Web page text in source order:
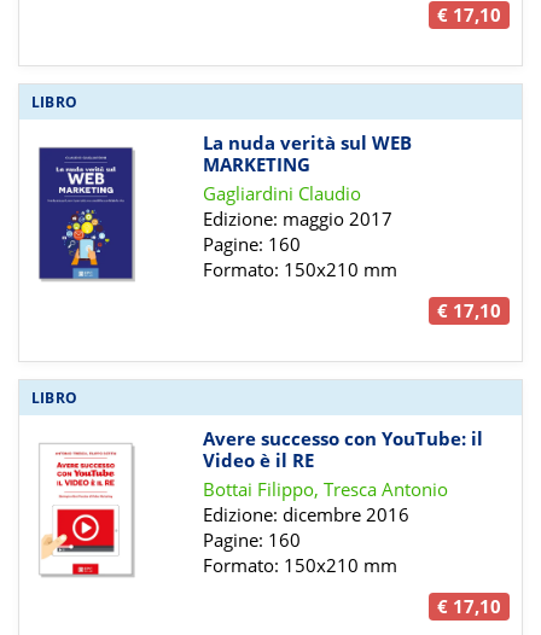
€ 17,10
LIBRO
La nuda verità sul WEB
MARKETING
Gagliardini Claudio
Edizione: maggio 2017
Pagine: 160
Formato: 150x210 mm
€ 17,10
LIBRO
Avere successo con YouTube: il
Video è il RE
Bottai Filippo, Tresca Antonio
Edizione: dicembre 2016
Pagine: 160
Formato: 150x210 mm
€ 17,10